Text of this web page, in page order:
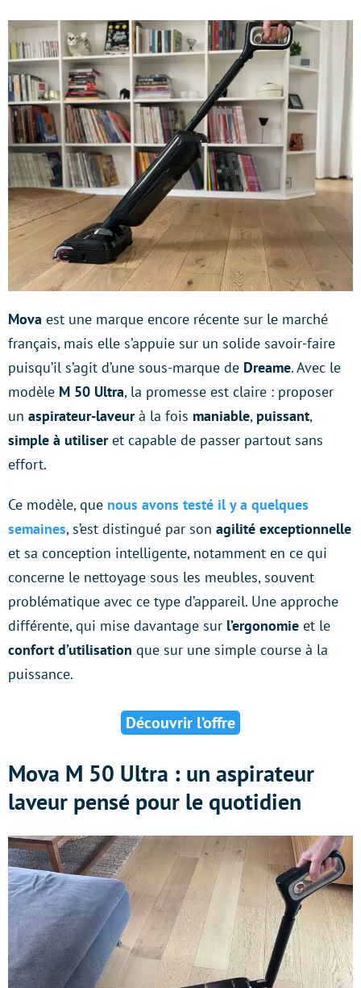
Mova est une marque encore récente sur le marché
français, mais elle s’appuie sur un solide savoir-faire
puisqu’il s’agit d’une sous-marque de Dreame. Avec le
modèle M 50 Ultra, la promesse est claire : proposer
un aspirateur-laveurà la fois maniable, puissant,
simple à utiliseret capable de passer partout sans
effort.
Ce modèle, que nous avons testé il y a quelques
semaines, s’est distingué par son agilité exceptionnelle
et sa conception intelligente, notamment en ce qui
concerne le nettoyage sous les meubles, souvent
problématique avec ce type d’appareil. Une approche
différente, qui mise davantage sur l’ergonomie et le
confort d’utilisation que sur une simple course à la
puissance.
Découvrir l’offre
Mova M 50 Ultra : un aspirateur
laveur pensé pour le quotidien